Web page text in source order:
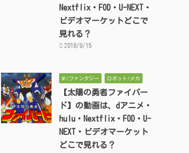
Nextflix・FOD・U-NEXT・
ビデオマーケットどこで
見れる？
2018/9/15
SF/ファンタジー ロボット/メカ
【太陽の勇者ファイバー
ド】の動画は、dアニメ・
hulu・Nextflix・FOD・U-
NEXT・ビデオマーケット
どこで見れる？